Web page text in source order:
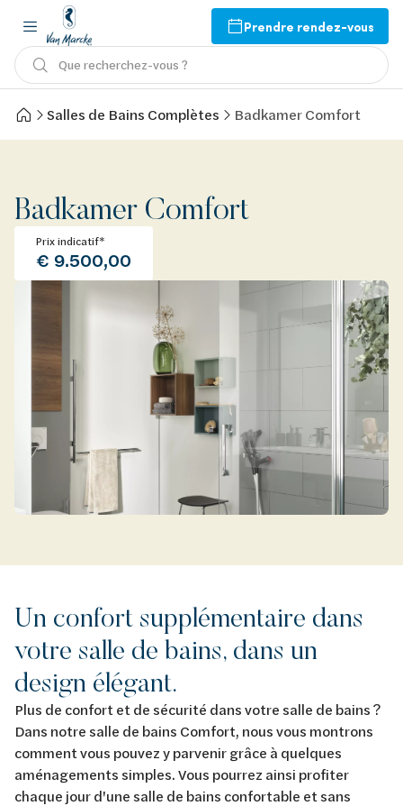
Prendre rendez-vous
Que recherchez-vous ?
Salles de Bains Complètes Badkamer Comfort
Badkamer Comfort
Prix indicatif*
€ 9.500,00
Un confort supplémentaire dans
votre salle de bains, dans un
design élégant.
Plus de confort et de sécurité dans votre salle de bains ?
Dans notre salle de bains Comfort, nous vous montrons
comment vous pouvez y parvenir grâce à quelques
aménagements simples. Vous pourrez ainsi profiter
chaque jour d'une salle de bains confortable et sans